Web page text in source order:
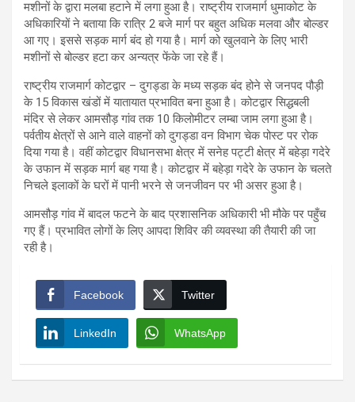
मशीनों के द्वारा मलबा हटाने में लगा हुआ है। राष्ट्रीय राजमार्ग धुमाकोट के
अधिकारियों ने बताया कि रात्रि 2 बजे मार्ग पर बहुत अधिक मलवा और बोल्डर
आ गए। इससे सड़क मार्ग बंद हो गया है। मार्ग को खुलवाने के लिए भारी
मशीनों से बोल्डर हटा कर अन्यत्र फेंके जा रहे हैं।
राष्ट्रीय राजमार्ग कोटद्वार – दुगड्डा के मध्य सड़क बंद होने से जनपद पौड़ी
के 15 विकास खंडों में यातायात प्रभावित बना हुआ है। कोटद्वार सिद्धबली
मंदिर से लेकर आमसौड़ गांव तक 10 किलोमीटर लम्बा जाम लगा हुआ है।
पर्वतीय क्षेत्रों से आने वाले वाहनों को दुगड्डा वन विभाग चेक पोस्ट पर रोक
दिया गया है। वहीं कोटद्वार विधानसभा क्षेत्र में सनेह पट्टी क्षेत्र में बहेड़ा गदेरे
के उफान में सड़क मार्ग बह गया है। कोटद्वार में बहेड़ा गदेरे के उफान के चलते
निचले इलाकों के घरों में पानी भरने से जनजीवन पर भी असर हुआ है।
आमसौड़ गांव में बादल फटने के बाद प्रशासनिक अधिकारी भी मौके पर पहुँच
गए हैं। प्रभावित लोगों के लिए आपदा शिविर की व्यवस्था की तैयारी की जा
रही है।
Facebook Twitter
LinkedIn WhatsApp